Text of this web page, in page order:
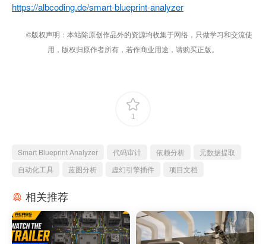
https://albcoding.de/smart-blueprint-analyzer
©版权声明：本站除原创作品外的资源均收集于网络，只做学习和交流使
用，版权归原作者所有，若作商业用途，请购买正版。
1
Smart Blueprint Analyzer 代码审计 依赖分析
元数据提取
自动化工具
蓝图分析 虚幻引擎插件 项目文档
相关推荐